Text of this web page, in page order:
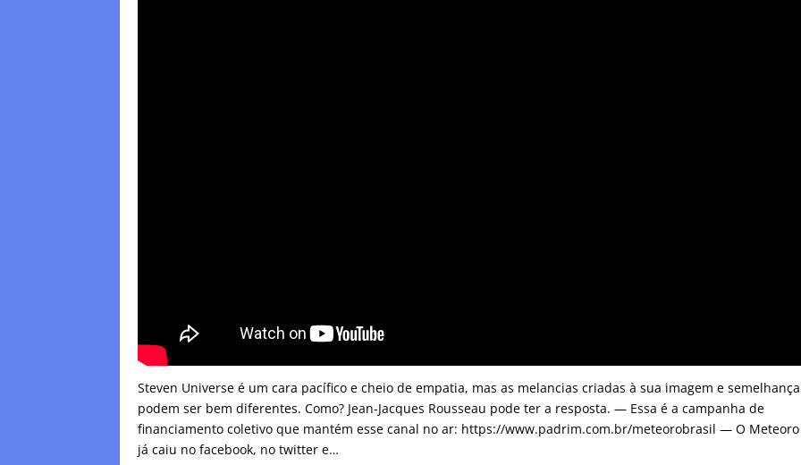
Steven Universe é um cara pacífico e cheio de empatia, mas as melancias criadas à sua imagem e semelhança
podem ser bem diferentes. Como? Jean-Jacques Rousseau pode ter a resposta. — Essa é a campanha de
financiamento coletivo que mantém esse canal no ar: https://www.padrim.com.br/meteorobrasil — O Meteoro
já caiu no facebook, no twitter e…